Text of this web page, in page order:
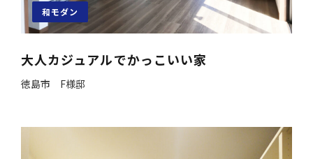
和モダン
大人カジュアルでかっこいい家
徳島市 F様邸